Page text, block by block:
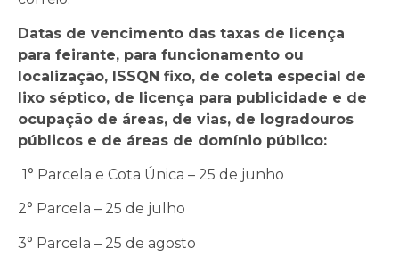
Datas de vencimento das taxas de licença
para feirante, para funcionamento ou
localização, ISSQN fixo, de coleta especial de
lixo séptico, de licença para publicidade e de
ocupação de áreas, de vias, de logradouros
públicos e de áreas de domínio público:
1° Parcela e Cota Única – 25 de junho
2° Parcela – 25 de julho
3° Parcela – 25 de agosto